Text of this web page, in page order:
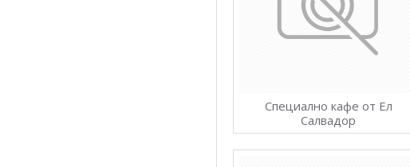
Специално кафе от Ел
Салвадор